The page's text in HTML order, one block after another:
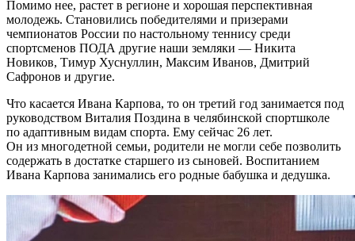
Помимо нее, растет в регионе и хорошая перспективная
молодежь. Становились победителями и призерами
чемпионатов России по настольному теннису среди
спортсменов ПОДА другие наши земляки — Никита
Новиков, Тимур Хуснуллин, Максим Иванов, Дмитрий
Сафронов и другие.
Что касается Ивана Карпова, то он третий год занимается под
руководством Виталия Поздина в челябинской спортшколе
по адаптивным видам спорта. Ему сейчас 26 лет.
Он из многодетной семьи, родители не могли себе позволить
содержать в достатке старшего из сыновей. Воспитанием
Ивана Карпова занимались его родные бабушка и дедушка.